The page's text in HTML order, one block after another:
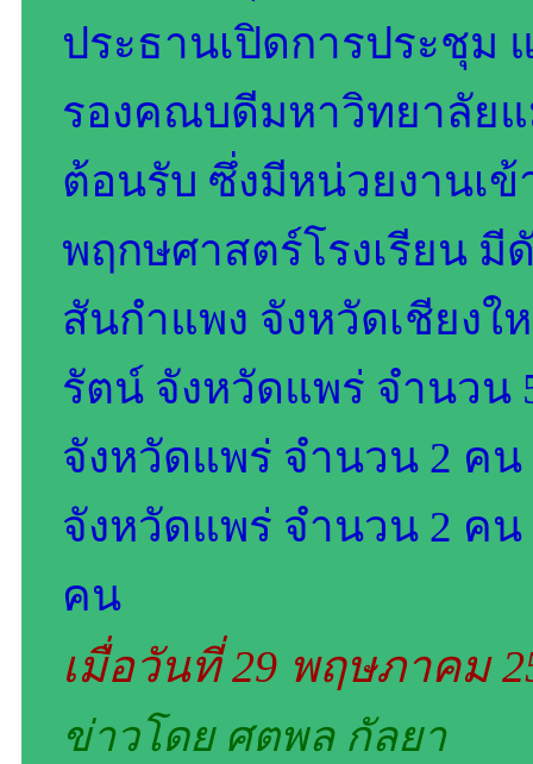
ประธานเปิดการประชุม
รองคณบดีมหาวิทยาลัยแ
ต้อนรับ ซึ่งมีหน่วยงานเ
พฤกษศาสตร์โรงเรียน มี
สันกำแพง จังหวัดเชียงใ
รัตน์ จังหวัดแพร่ จำนวน
จังหวัดแพร่ จำนวน 2 คน
จังหวัดแพร่ จำนวน 2 ค
คน
เมื่อวันที่ 29 พฤษภาคม
ข่าวโดย ศตพล กัลยา